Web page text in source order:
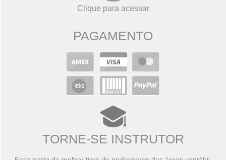
Clique para acessar
PAGAMENTO
TORNE-SE INSTRUTOR